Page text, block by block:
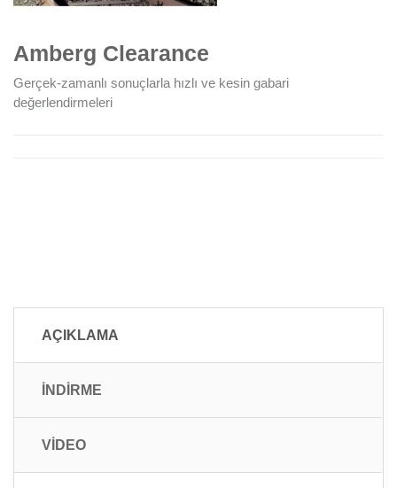
Amberg Clearance
Gerçek-zamanlı sonuçlarla hızlı ve kesin gabari
değerlendirmeleri
AÇIKLAMA
İNDİRME
VİDEO